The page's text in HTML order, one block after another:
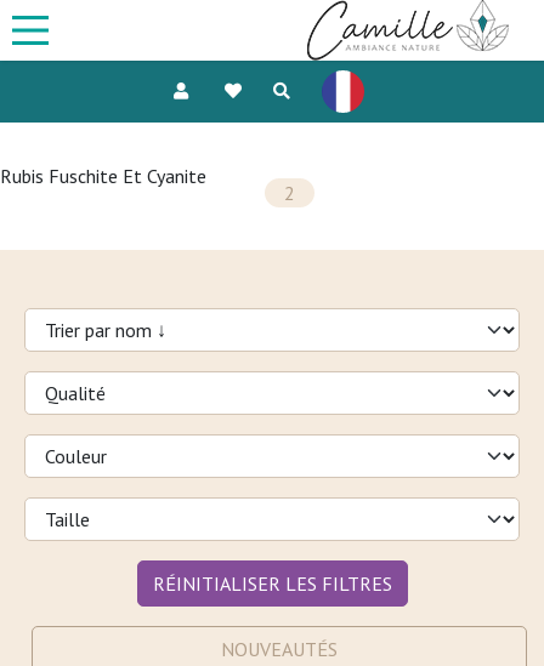
Rubis Fuschite Et Cyanite
2
RÉINITIALISER LES FILTRES
NOUVEAUTÉS